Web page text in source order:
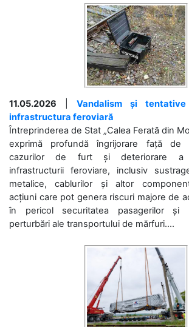
11.05.2026
Vandalism și
infrastructura feroviară
Întreprinderea de Stat „Calea Ferată din
exprimă profundă îngrijorare față de
cazurilor de furt și deteriorare a
infrastructurii feroviare, inclusiv
metalice, cablurilor și altor
acțiuni care pot genera riscuri majore de
în pericol securitatea pasagerilor și
perturbări ale transportului de mărfuri....